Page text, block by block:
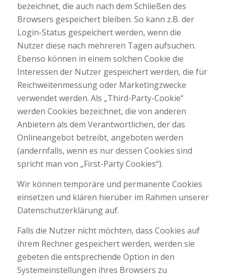
bezeichnet, die auch nach dem Schließen des
Browsers gespeichert bleiben. So kann z.B. der
Login-Status gespeichert werden, wenn die
Nutzer diese nach mehreren Tagen aufsuchen.
Ebenso können in einem solchen Cookie die
Interessen der Nutzer gespeichert werden, die für
Reichweitenmessung oder Marketingzwecke
verwendet werden. Als „Third-Party-Cookie“
werden Cookies bezeichnet, die von anderen
Anbietern als dem Verantwortlichen, der das
Onlineangebot betreibt, angeboten werden
(andernfalls, wenn es nur dessen Cookies sind
spricht man von „First-Party Cookies“).
Wir können temporäre und permanente Cookies
einsetzen und klären hierüber im Rahmen unserer
Datenschutzerklärung auf.
Falls die Nutzer nicht möchten, dass Cookies auf
ihrem Rechner gespeichert werden, werden sie
gebeten die entsprechende Option in den
Systemeinstellungen ihres Browsers zu